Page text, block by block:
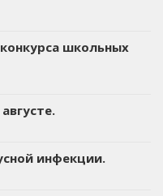
школьных
инфекции.